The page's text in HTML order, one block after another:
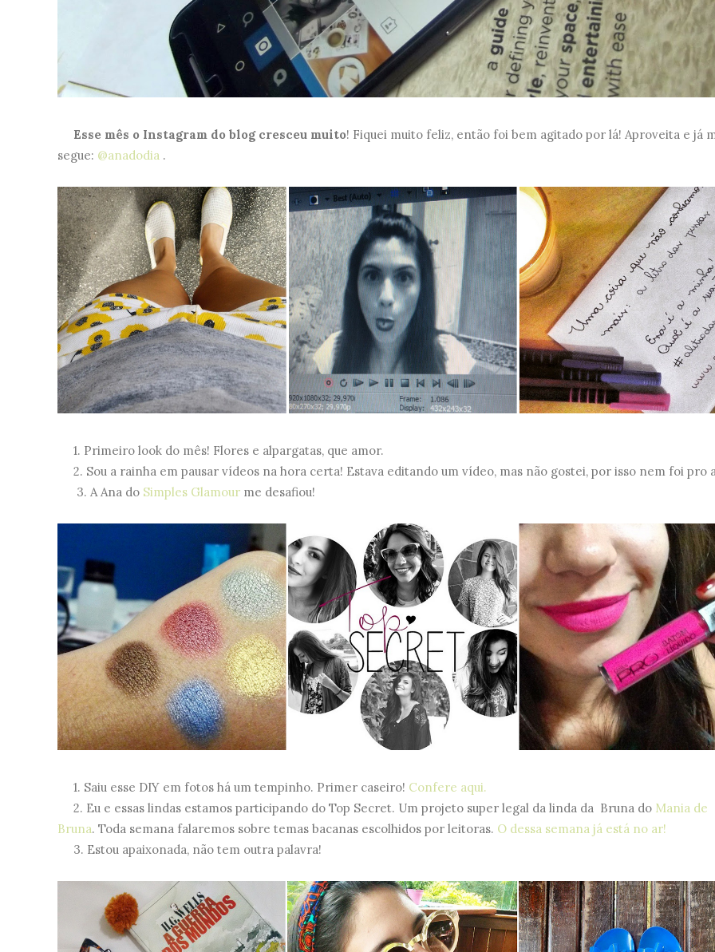
Esse mês o Instagram do blog cresceu muito! Fiquei muito feliz, então foi bem agitado por lá! Aproveita e já
segue: @anadodia .
1. Primeiro look do mês! Flores e alpargatas, que amor.
2. Sou a rainha em pausar vídeos na hora certa! Estava editando um vídeo, mas não gostei, por isso nem foi pro
3. A Ana do Simples Glamour me desafiou!
1. Saiu esse DIY em fotos há um tempinho. Primer caseiro! Confere aqui.
2. Eu e essas lindas estamos participando do Top Secret. Um projeto super legal da linda da Bruna do Mania de
Bruna. Toda semana falaremos sobre temas bacanas escolhidos por leitoras. O dessa semana já está no ar!
3. Estou apaixonada, não tem outra palavra!